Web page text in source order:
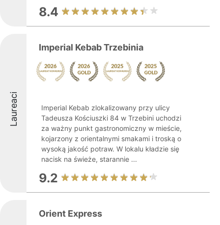
8.4
Laureaci
Imperial Kebab Trzebinia
Imperial Kebab zlokalizowany przy ulicy
Tadeusza Kościuszki 84 w Trzebini uchodzi
za ważny punkt gastronomiczny w mieście,
kojarzony z orientalnymi smakami i troską o
wysoką jakość potraw. W lokalu kładzie się
nacisk na świeże, starannie ...
9.2
Orient Express